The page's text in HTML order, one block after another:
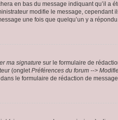
en bas du message indiquant qu’il a
modifie le message, cependant
une fois que quelqu’un y a
ma signature sur le formulaire de
(ongletPréférences du forum -->
dans le formulaire de rédaction de